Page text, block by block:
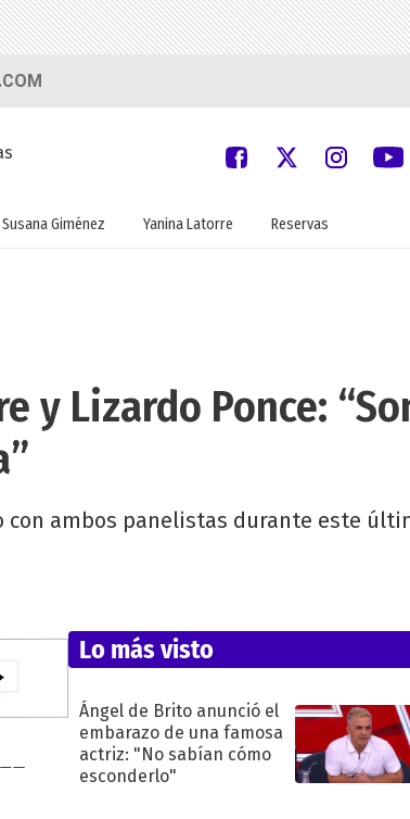
Susana Giménez Yanina Latorre Reservas
y Lizardo Ponce:
con ambos panelistas durante este
Lo más visto
Ángel de Brito anunció el
embarazo de una famosa
actriz: "No sabían cómo
esconderlo"